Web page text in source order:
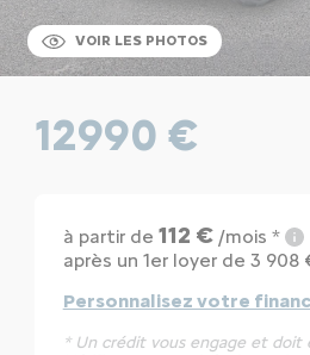
VOIR LES PHOTOS
12990 €
à partir de 112 €/mois *
après un 1er loyer de 3 908
Personnalisez votre
* Un crédit vous engage et doit